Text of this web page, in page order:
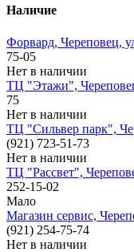
Наличие
Форвард, Череповец,
75-05
Нет в наличии
ТЦ "Этажи",
75
Нет в наличии
ТЦ "Сильвер парк",
(921) 723-51-73
Нет в наличии
ТЦ "Рассвет",
252-15-02
Мало
Магазин сервис,
(921) 254-75-74
Нет в наличии